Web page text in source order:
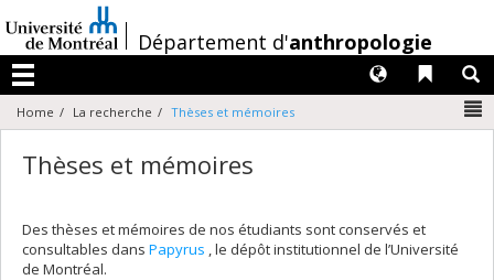
au
contenu
/Département d'anthropologie
Menu
Liens
Langues
Home La recherche Thèses et mémoires
Thèses et mémoires
Des thèses et mémoires de nos étudiants sont conservés et
consultables dans Papyrus , le dépôt institutionnel de l’Université
de Montréal.